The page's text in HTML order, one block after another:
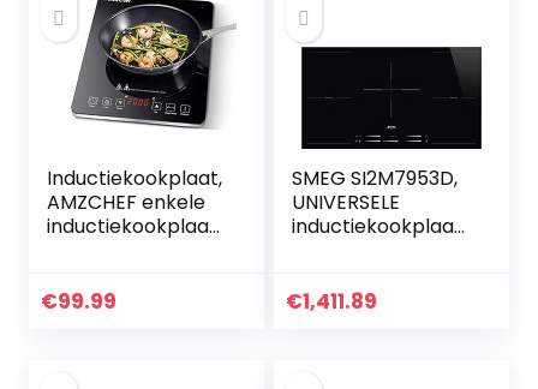
Inductiekookplaat,
AMZCHEF enkele
inductiekookplaat
oppervlak,
€99.99
SMEG SI2M7953D,
UNIVERSELE
inductiekookplaat,
€1,411.89